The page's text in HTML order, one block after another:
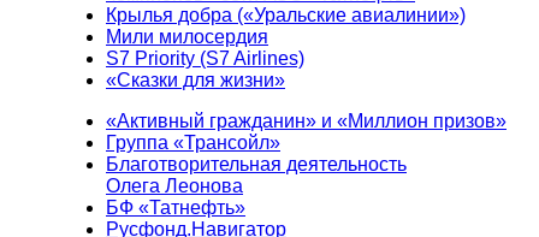
Крылья добра («Уральские авиалинии»)
Мили милосердия
S7 Priority (S7 Airlines)
«Сказки для жизни»
«Активный гражданин» и «Миллион призов»
Группа «Трансойл»
Благотворительная деятельность
Олега Леонова
БФ «Татнефть»
Русфонд.Навигатор